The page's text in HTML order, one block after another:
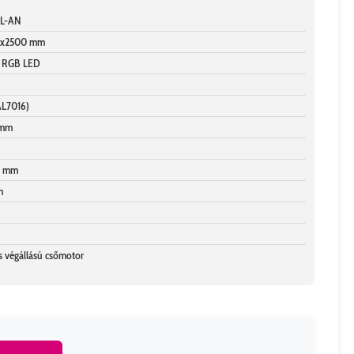
AN
mm
LED
mm
végállású csőmotor